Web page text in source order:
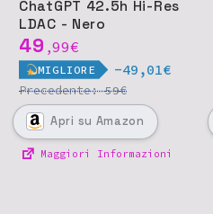
ChatGPT 42.5h Hi-Res
LDAC - Nero
49 ,99€
MIGLIORE -49,01€
Precedente:59€
Apri su Amazon
Maggiori Informazioni